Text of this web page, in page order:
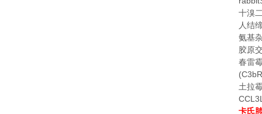
十溴
人结
氨基
胶原
春雷
土拉
卡氏